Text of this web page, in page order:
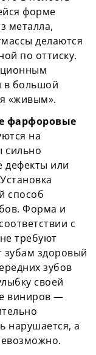
форме
металла,
делаются
по оттиску.
в большой
«живым».
фарфоровые
на
сильно
дефекты или
способ
Форма и
с
требуют
зубам здоровый
зубов
своей
виниров —
нарушается, а